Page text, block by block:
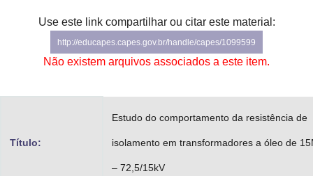
Gabinete de Segurança Institucional
Advocacia-Geral da União
Use este link compartilhar ou citar este material:
http://educapes.capes.gov.br/handle/capes/1099599
Não existem arquivos associados a este item.
Título:
Estudo do comportamento da resistência de
isolamento em transformadores a óleo de
– 72,5/15kV